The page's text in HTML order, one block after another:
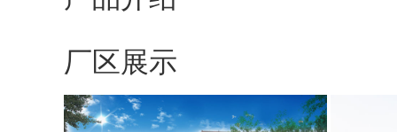
厂区展示